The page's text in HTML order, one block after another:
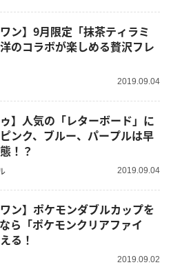
ワン】9月限定「抹茶ティラミ
のコラボが楽しめる贅沢フレ
2019.09.04
ゥ】人気の「レターボード」に
ンク、ブルー、パープルは早
！？
2019.09.04
ワン】ポケモンダブルカップを
ら「ポケモンクリアファイ
る！
2019.09.02